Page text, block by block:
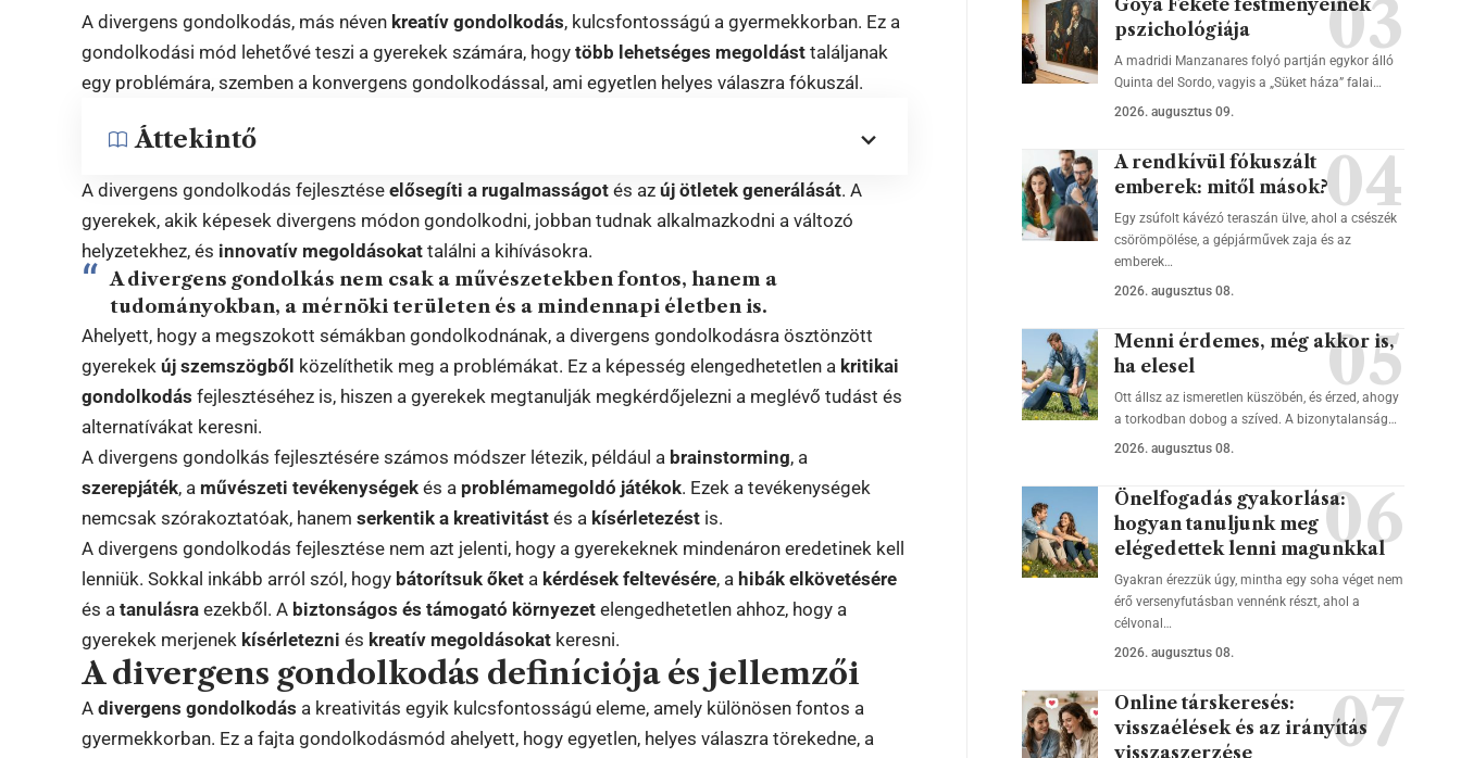
A divergens gondolkodás, más néven kreatív gondolkodás, kulcsfontosságú a gyermekkorban. Ez a
gondolkodási mód lehetővé teszi a gyerekek számára, hogytöbb lehetséges megoldást találjanak
egy problémára, szemben a konvergens gondolkodással, ami egyetlen helyes válaszra fókuszál.
Áttekintő
A divergens gondolkodás fejlesztéseelősegíti a rugalmasságot és azúj ötletek generálását. A
gyerekek, akik képesek divergens módon gondolkodni, jobban tudnak alkalmazkodni a változó
helyzetekhez, és innovatív megoldásokat találni a kihívásokra.
A divergens gondolkás nem csak a művészetekben fontos, hanem a
tudományokban, a mérnöki területen és a mindennapi életben is.
Ahelyett, hogy a megszokott sémákban gondolkodnának, a divergens gondolkodásra ösztönzött
gyerekekúj szemszögből közelíthetik meg a problémákat. Ez a képesség elengedhetetlen a kritikai
gondolkodás fejlesztéséhez is, hiszen a gyerekek megtanulják megkérdőjelezni a meglévő tudást és
alternatívákat keresni.
A divergens gondolkás fejlesztésére számos módszer létezik, például a brainstorming, a
szerepjáték, a művészeti tevékenységek és a problémamegoldó játékok. Ezek a tevékenységek
nemcsak szórakoztatóak, hanemserkentik a kreativitást és a kísérletezést is.
A divergens gondolkodás fejlesztése nem azt jelenti, hogy a gyerekeknek mindenáron eredetinek kell
lenniük. Sokkal inkább arról szól, hogy bátorítsuk őket a kérdések feltevésére, ahibák elkövetésére
és atanulásra ezekből. A biztonságos és támogató környezet elengedhetetlen ahhoz, hogy a
gyerekek merjenek kísérletezni és kreatív megoldásokat keresni.
A divergens gondolkodás definíciója és jellemzői
Adivergens gondolkodás a kreativitás egyik kulcsfontosságú eleme, amely különösen fontos a
gyermekkorban. Ez a fajta gondolkodásmód ahelyett, hogy egyetlen, helyes válaszra törekedne, a
Goya Fekete festményeinek
pszichológiája
A madridi Manzanares folyó partján egykor álló
Quinta del Sordo, vagyis a „Süket háza” falai…
2026. augusztus 09.
A rendkívül fókuszált
emberek: mitől mások?
Egy zsúfolt kávézó teraszán ülve, ahol a csészék
csörömpölése, a gépjárművek zaja és az
emberek…
2026. augusztus 08.
Menni érdemes, még akkor is,
ha elesel
Ott állsz az ismeretlen küszöbén, és érzed, ahogy
a torkodban dobog a szíved. A bizonytalanság…
2026. augusztus 08.
Önelfogadás gyakorlása:
hogyan tanuljunk meg
elégedettek lenni magunkkal
Gyakran érezzük úgy, mintha egy soha véget nem
érő versenyfutásban vennénk részt, ahol a
célvonal…
2026. augusztus 08.
Online társkeresés:
visszaélések és az irányítás
visszaszerzése